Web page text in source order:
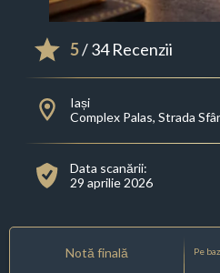
5/ 34 Recenzii
Iași
Complex Palas, Strada
Data scanării:
29 aprilie 2026
Notă finală Pe